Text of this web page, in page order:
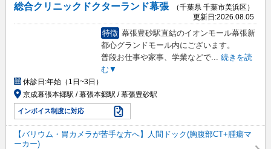
総合クリニックドクターランド幕張
（千葉県 千葉市美浜区）
更新日:2026.08.05
特徴 幕張豊砂駅直結のイオンモール幕張新
都心グランドモール内にございます。
普段お仕事や家事、学業などで...
続きを読
む▼
休診日:年始（1日~3日）
京成幕張本郷駅 / 幕張本郷駅 / 幕張豊砂駅
インボイス制度に対応
【バリウム・胃カメラが苦手な方へ】人間ドック(胸腹部CT+腫瘍マ
ーカー)